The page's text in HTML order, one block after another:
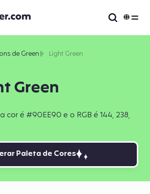
Green
cor é #90EE90 e o RGB é 144, 238,
de Green Light Green
Paleta de Cores